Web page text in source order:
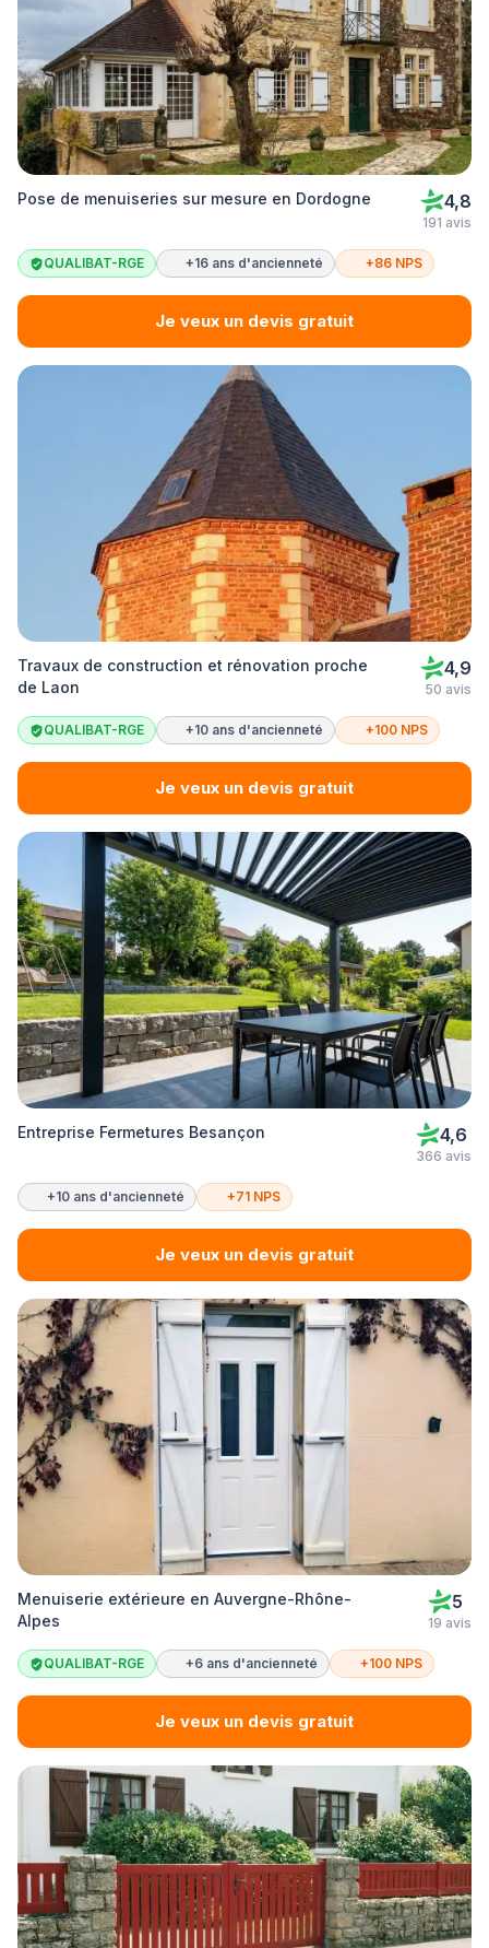
Pose de menuiseries sur mesure en Dordogne 4,8
191 avis
QUALIBAT-RGE +16 ans d'ancienneté +86 NPS
Je veux un devis gratuit
Travaux de construction et rénovation proche
de Laon
4,9
50 avis
QUALIBAT-RGE +10 ans d'ancienneté +100 NPS
Je veux un devis gratuit
Entreprise Fermetures Besançon 4,6
366 avis
+10 ans d'ancienneté +71 NPS
Je veux un devis gratuit
Menuiserie extérieure en Auvergne-Rhône-
Alpes
5
19 avis
QUALIBAT-RGE +6 ans d'ancienneté +100 NPS
Je veux un devis gratuit